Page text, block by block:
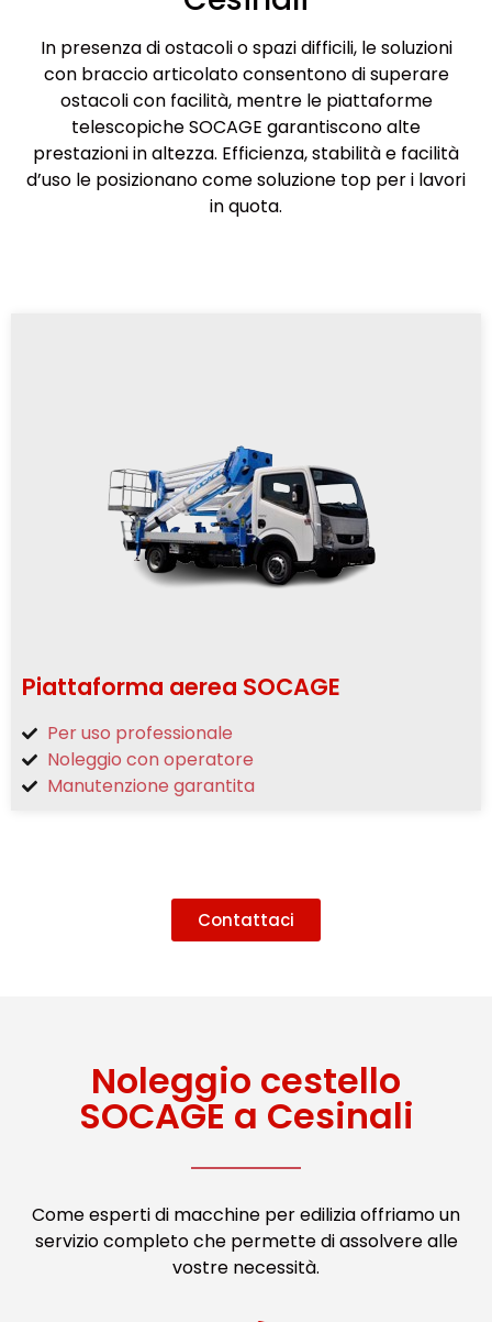
In presenza di ostacoli o spazi difficili, le soluzioni
con braccio articolato consentono di superare
ostacoli con facilità, mentre le piattaforme
telescopiche SOCAGE garantiscono alte
prestazioni in altezza. Efficienza, stabilità e facilità
d’uso le posizionano come soluzione top per i lavori
in quota.
Piattaforma aerea SOCAGE
Per uso professionale
Noleggio con operatore
Manutenzione garantita
Contattaci
Noleggio cestello
SOCAGE a Cesinali
Come esperti di macchine per edilizia offriamo un
servizio completo che permette di assolvere alle
vostre necessità.